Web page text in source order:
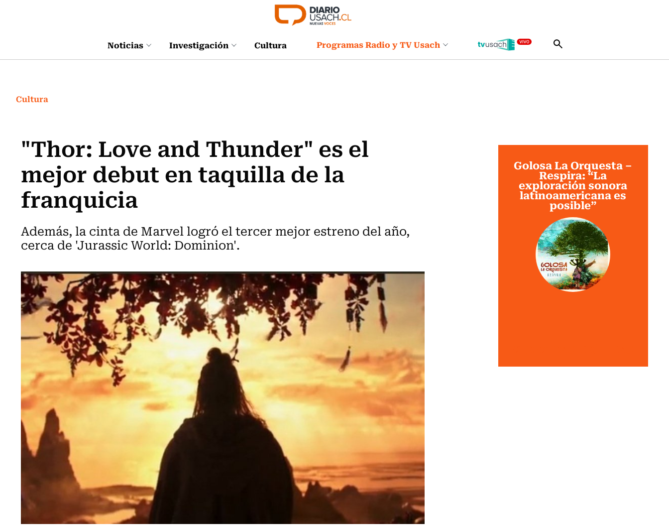
Noticias Investigación Cultura Programas Radio y TV Usach
Cultura
"Thor: Love and Thunder" es el
mejor debut en taquilla de la
franquicia
Además, la cinta de Marvel logró el tercer mejor estreno del año,
cerca de 'Jurassic World: Dominion'.
Golosa La Orquesta –
Respira: “La
exploración sonora
latinoamericana es
posible”